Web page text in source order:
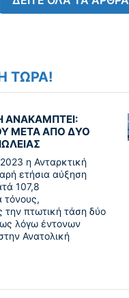
ΤΩΡΑ!
ΑΝΑΚΑΜΠΤΕΙ:
ΜΕΤΑ ΑΠΟ ΔΥΟ
η Ανταρκτική
ετήσια αύξηση
107,8
τόνους,
την πτωτική τάση δύο
λόγω έντονων
Ανατολική